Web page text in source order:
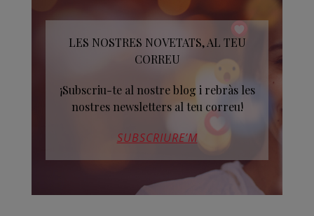
LES NOSTRES NOVETATS, AL TEU
CORREU
¡Subscriu-te al nostre blog i rebràs les
nostres newsletters al teu correu!
SUBSCRIURE’M